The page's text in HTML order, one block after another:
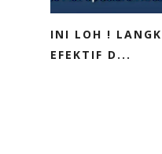
INI LOH !
EFEKTIF D...